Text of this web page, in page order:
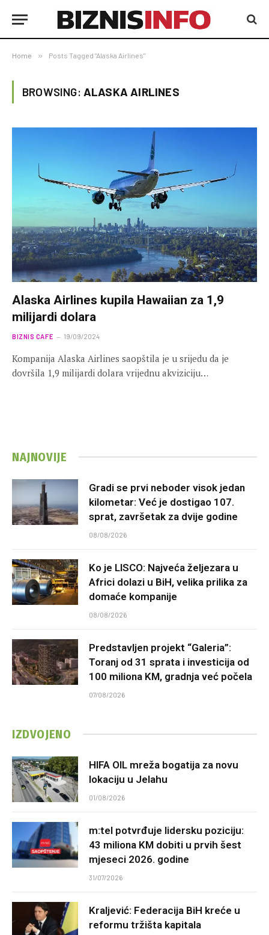
Home » Posts Tagged "Alaska Airlines"
BROWSING: ALASKA AIRLINES
Alaska Airlines kupila Hawaiian za 1,9
milijardi dolara
BIZNIS CAFE 19/09/2024
Kompanija Alaska Airlines saopštila je u srijedu da je
dovršila 1,9 milijardi dolara vrijednu akviziciju…
NAJNOVIJE
Gradi se prvi neboder visok jedan
kilometar: Već je dostigao 107.
sprat, završetak za dvije godine
08/08/2026
Ko je LISCO: Najveća željezara u
Africi dolazi u BiH, velika prilika za
domaće kompanije
08/08/2026
Predstavljen projekt “Galeria”:
Toranj od 31 sprata i investicija od
100 miliona KM, gradnja već počela
07/08/2026
IZDVOJENO
HIFA OIL mreža bogatija za novu
lokaciju u Jelahu
01/08/2026
m:tel potvrđuje lidersku poziciju:
43 miliona KM dobiti u prvih šest
mjeseci 2026. godine
31/07/2026
Kraljević: Federacija BiH kreće u
reformu tržišta kapitala